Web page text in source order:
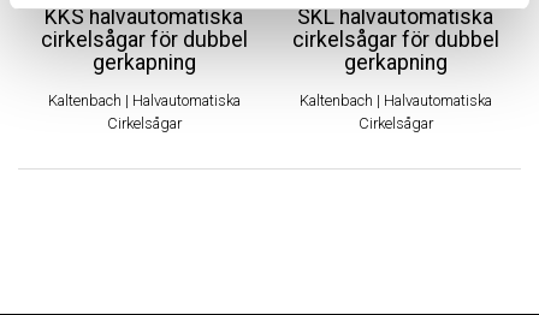
KKS halvautomatiska
cirkelsågar för dubbel
gerkapning
Kaltenbach | Halvautomatiska
Cirkelsågar
SKL halvautomatiska
cirkelsågar för dubbel
gerkapning
Kaltenbach | Halvautomatiska
Cirkelsågar